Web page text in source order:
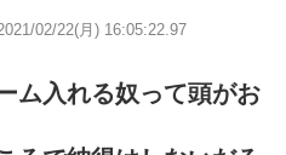
02/22(月) 16:05:22.97
ム入れる奴って頭がお